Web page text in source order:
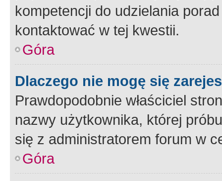
kompetencji do udzielania
kontaktować w tej kwestii.
Góra
Dlaczego nie mogę się
Prawdopodobnie właściciel
nazwy użytkownika, której
się z administratorem forum w
Góra